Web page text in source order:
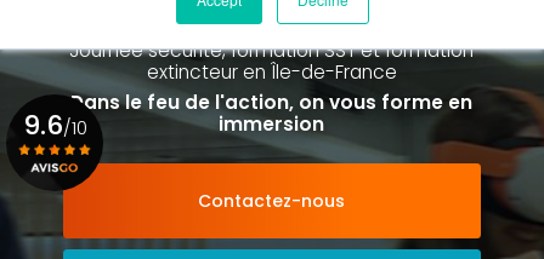
à Paris La Défense depuis 2015
Journée sécurité, formation SST et formation
extincteuren Île-de-France
Dans le feu de l'action, on vous forme en
immersion
Contactez-nous
9.6/10
Voir le certificat